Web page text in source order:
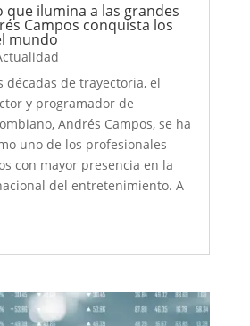
que ilumina a las grandes
Campos conquista los
mundo
décadas de trayectoria, el
y programador de
Andrés Campos, se ha
uno de los profesionales
con mayor presencia en la
del entretenimiento. A